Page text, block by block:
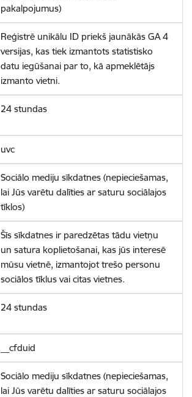
pakalpojumus)
Reģistrē unikālu ID priekš jaunākās GA 4
versijas, kas tiek izmantots statistisko
datu iegūšanai par to, kā apmeklētājs
izmanto vietni.
24 stundas
uvc
Sociālo mediju sīkdatnes (nepieciešamas,
lai Jūs varētu dalīties ar saturu sociālajos
tīklos)
Šīs sīkdatnes ir paredzētas tādu vietņu
un satura koplietošanai, kas jūs interesē
mūsu vietnē, izmantojot trešo personu
sociālos tīklus vai citas vietnes.
24 stundas
__cfduid
Sociālo mediju sīkdatnes (nepieciešamas,
lai Jūs varētu dalīties ar saturu sociālajos